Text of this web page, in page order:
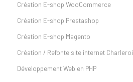
Création E-shop WooCommerce
Création E-shop Prestashop
Création E-shop Magento
Création / Refonte site internet Charleroi
Développement Web en PHP